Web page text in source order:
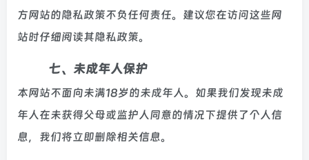
方网站的隐私政策不负任何责任。建议您在访问这些网
站时仔细阅读其隐私政策。
七、未成年人保护
本网站不面向未满18岁的未成年人。如果我们发现未成
年人在未获得父母或监护人同意的情况下提供了个人信
息，我们将立即删除相关信息。